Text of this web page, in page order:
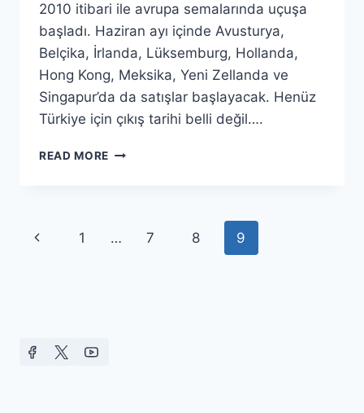
2010 itibari ile avrupa semalarında uçuşa
başladı. Haziran ayı içinde Avusturya,
Belçika, İrlanda, Lüksemburg, Hollanda,
Hong Kong, Meksika, Yeni Zellanda ve
Singapur’da da satışlar başlayacak. Henüz
Türkiye için çıkış tarihi belli değil….
READ MORE IPAD
Page
Previous
1 … 7 8 9